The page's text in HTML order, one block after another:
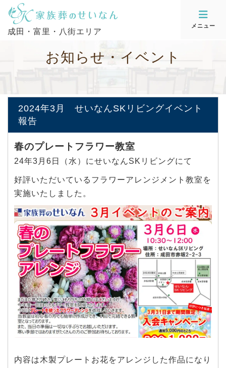
成田・富里・八街エリア
メニュー
お知 らせ ・ イ ベン ト
2024年3月 せいなんSKリビングイベント
報告
春のプレートフラワー教室
24年3月6日（水）にせいなんSKリビングにて
好評いただいているフラワーアレンジメント教室を
実施いたしました。
内容は木製プレートお花をアレンジした作品になり